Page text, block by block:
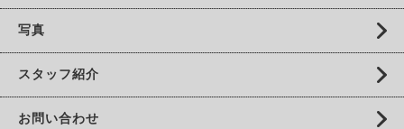
写真
スタッフ紹介
お問い合わせ